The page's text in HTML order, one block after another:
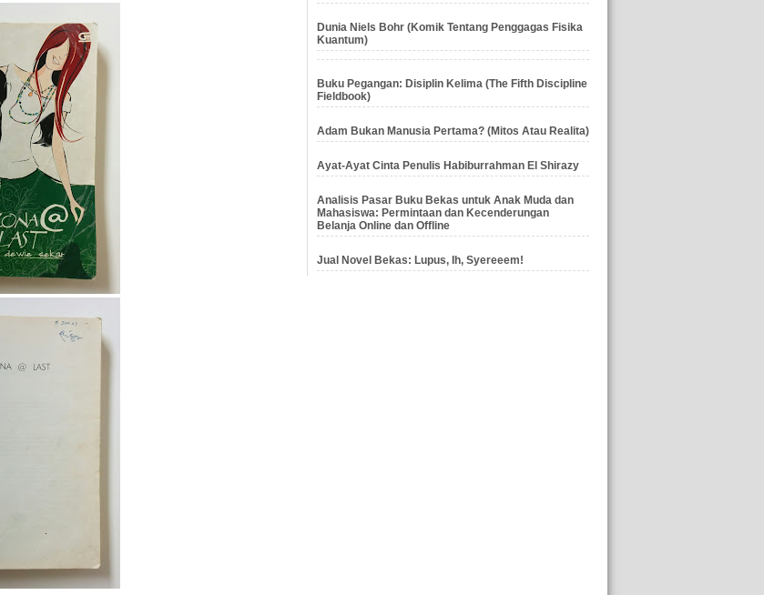
Dunia Niels Bohr (Komik Tentang Penggagas Fisika
Kuantum)
Buku Pegangan: Disiplin Kelima (The Fifth Discipline
Fieldbook)
Adam Bukan Manusia Pertama? (Mitos Atau Realita)
Ayat-Ayat Cinta Penulis Habiburrahman El Shirazy
Analisis Pasar Buku Bekas untuk Anak Muda dan
Mahasiswa: Permintaan dan Kecenderungan
Belanja Online dan Offline
Jual Novel Bekas: Lupus, Ih, Syereeem!